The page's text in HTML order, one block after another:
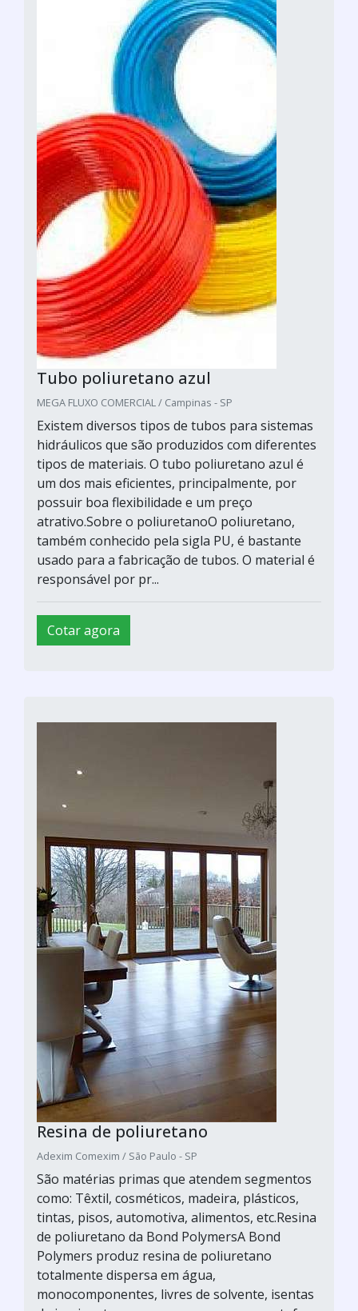
Tubo poliuretano azul
MEGA FLUXO COMERCIAL / Campinas - SP
Existem diversos tipos de tubos para sistemas
hidráulicos que são produzidos com diferentes
tipos de materiais. O tubo poliuretano azul é
um dos mais eficientes, principalmente, por
possuir boa flexibilidade e um preço
atrativo.Sobre o poliuretanoO poliuretano,
também conhecido pela sigla PU, é bastante
usado para a fabricação de tubos. O material é
responsável por pr...
Cotar agora
Resina de poliuretano
Adexim Comexim / São Paulo - SP
São matérias primas que atendem segmentos
como: Têxtil, cosméticos, madeira, plásticos,
tintas, pisos, automotiva, alimentos, etc.Resina
de poliuretano da Bond PolymersA Bond
Polymers produz resina de poliuretano
totalmente dispersa em água,
monocomponentes, livres de solvente, isentas